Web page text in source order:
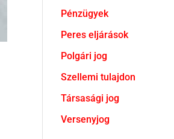
Pénzügyek
Peres eljárások
Polgári jog
Szellemi tulajdon
Társasági jog
Versenyjog